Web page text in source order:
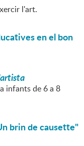
l'art.
en el bon
infants de 6 a 8
brin de causette"